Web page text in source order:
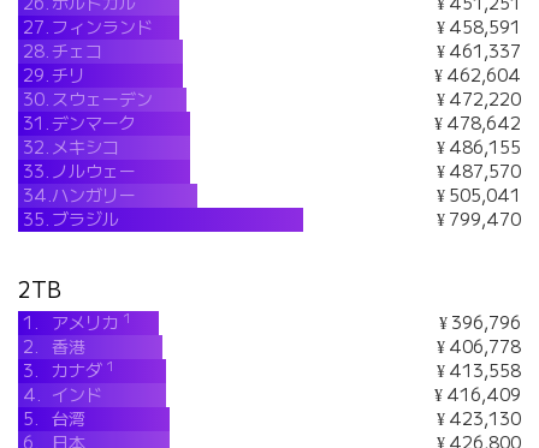
27. フィンランド
¥ 458,591
28.チェコ
¥ 461,337
29.チリ
¥ 462,604
30. スウェーデン
¥ 472,220
31.デンマーク
¥ 478,642
32. メキシコ
¥ 486,155
33. ノルウェー
¥ 487,570
34.ハンガリー
¥ 505,041
35. ブラジル ¥ 799,470
2TB
1. アメリカ 1
¥ 396,796
2.
香港
¥ 406,778
3.
カナダ 1
¥ 413,558
4.
インド
¥ 416,409
5.
台湾
¥ 423,130
6.
日本
¥ 426,800